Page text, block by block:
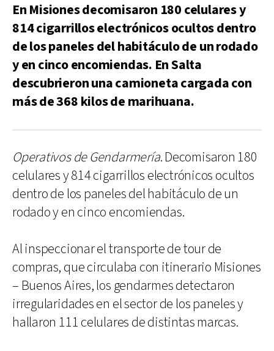
En Misiones decomisaron 180 celulares y
814 cigarrillos electrónicos ocultos dentro
de los paneles del habitáculo de un rodado
y en cinco encomiendas. En Salta
descubrieron una camioneta cargada con
más de 368 kilos de marihuana.
Operativos de Gendarmería. Decomisaron 180
celulares y 814 cigarrillos electrónicos ocultos
dentro de los paneles del habitáculo de un
rodado y en cinco encomiendas.
Al inspeccionar el transporte de tour de
compras, que circulaba con itinerario Misiones
– Buenos Aires, los gendarmes detectaron
irregularidades en el sector de los paneles y
hallaron 111 celulares de distintas marcas.